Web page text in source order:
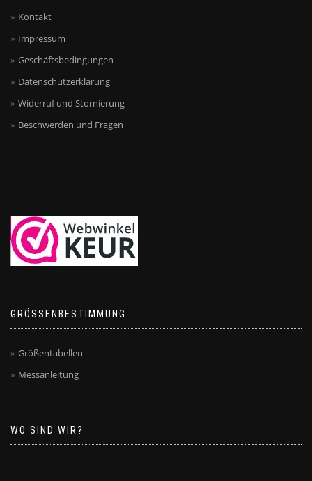
Kontakt
Impressum
Geschäftsbedingungen
Datenschutzerklärung
Widerruf und Stornierung
Beschwerden und Fragen
GRÖSSENBESTIMMUNG
Größentabellen
Messanleitung
WO SIND WIR?